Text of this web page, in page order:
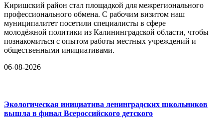
Киришский район стал площадкой для межрегионального
профессионального обмена. С рабочим визитом наш
муниципалитет посетили специалисты в сфере
молодёжной политики из Калининградской области, чтобы
познакомиться с опытом работы местных учреждений и
общественными инициативами.
06-08-2026
Экологическая инициатива ленинградских школьников
вышла в финал Всероссийского детского